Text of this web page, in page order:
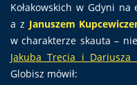
Kołakowskich w Gdyni na
a z Januszem
w charakterze skauta –
Jakuba Trecia i Dariusza
Globisz mówił: